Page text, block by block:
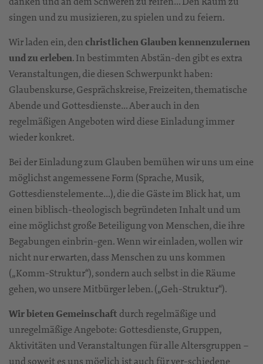
singen und zu musizieren, zu spielen und zu feiern.
Wir laden ein, denchristlichen Glauben kennenzulernen
und zu erleben. In bestimmten Abstän-den gibt es extra
Veranstaltungen, die diesen Schwerpunkt haben:
Glaubenskurse, Gesprächskreise, Freizeiten, thematische
Abende und Gottesdienste… Aber auch in den
regelmäßigen Angeboten wird diese Einladung immer
wieder konkret.
Bei der Einladung zum Glauben bemühen wir uns um eine
möglichst angemessene Form (Sprache, Musik,
Gottesdienstelemente…), die die Gäste im Blick hat, um
einen biblisch-theologisch begründeten Inhalt und um
eine möglichst große Beteiligung von Menschen, die ihre
Begabungen einbrin-gen. Wenn wir einladen, wollen wir
nicht nur erwarten, dass Menschen zu uns kommen
(„Komm-Struktur“), sondern auch selbst in die Räume
gehen, wo unsere Mitbürger leben. („Geh-Struktur“).
Wir bieten Gemeinschaft durch regelmäßige und
unregelmäßige Angebote: Gottesdienste, Gruppen,
Aktivitäten und Veranstaltungen für alle Altersgruppen –
und soweit es uns möglich ist auch für ver-schiedene